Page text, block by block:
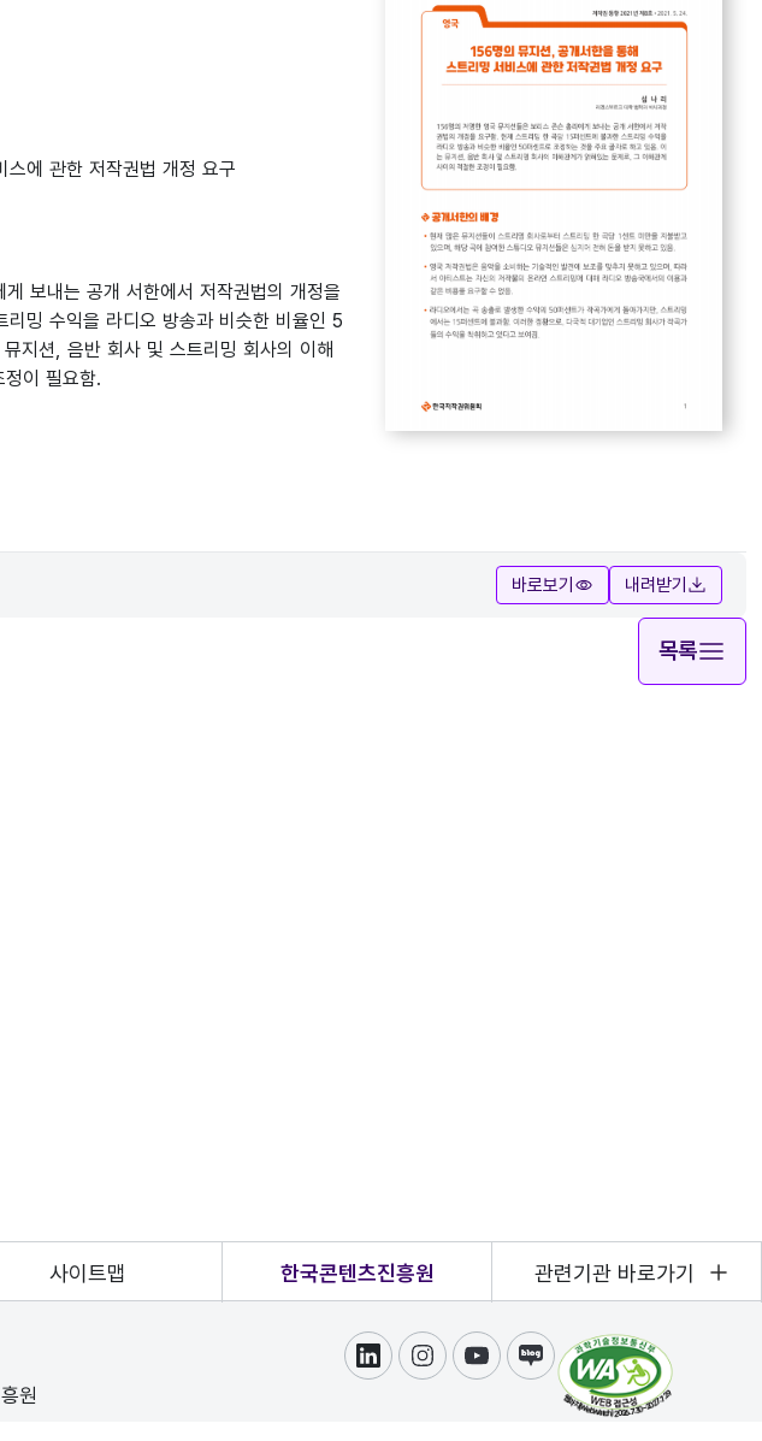
에 관한 저작권법 개정 요구
보내는 공개 서한에서 저작권법의 개정을
밍 수익을 라디오 방송과 비슷한 비율인 5
지션, 음반 회사 및 스트리밍 회사의 이해
이 필요함.
바로보기 내려받기
목록
사이트맵 한국콘텐츠진흥원 관련기관 바로가기
원
링크드인인스타그램
유튜브블로그